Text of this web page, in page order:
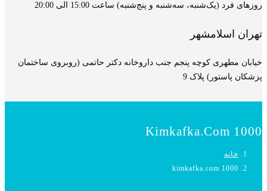
روزهای فرد (یک‌شنبه، سه‌شنبه و پنج‌شنبه) ساعت 15:00 الی 20:00
تهران اسلامشهر
خیابان مطهری کوچه پنجم جنب داروخانه دکتر حاتمی (روبروی ساختمان
پزشکان پاستور) پلاک 9
Kimkafka.com 1000
خانه
kimkafka.com 1000